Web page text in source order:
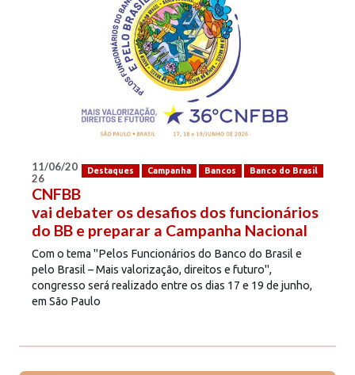
Destaques Campanha Bancos Banco do Brasil
11/06/20
26
CNFBB
vai debater os desafios dos funcionários
do BB e preparar a Campanha Nacional
Com o tema "Pelos Funcionários do Banco do Brasil e
pelo Brasil – Mais valorização, direitos e futuro",
congresso será realizado entre os dias 17 e 19 de junho,
em São Paulo